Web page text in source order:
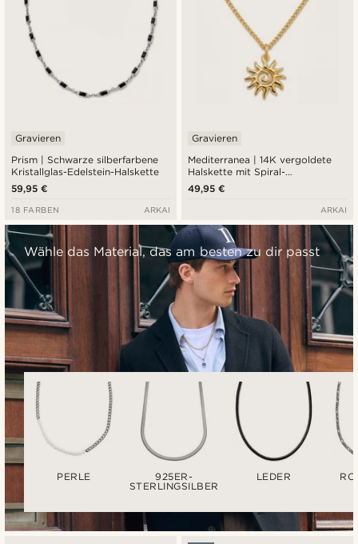
Prism | Schwarze silberfarbene
Kristallglas-Edelstein-Halskette
Gravieren
59,95 €
18 FARBEN ARKAI
Mediterranea | 14K vergoldete
Halskette mit Spiral-
Sonnenanhänger
Gravieren
49,95 €
ARKAI
Wähle das Material, das am besten zu dir passt
PERLE
925ER-
STERLINGSILBER
LEDER